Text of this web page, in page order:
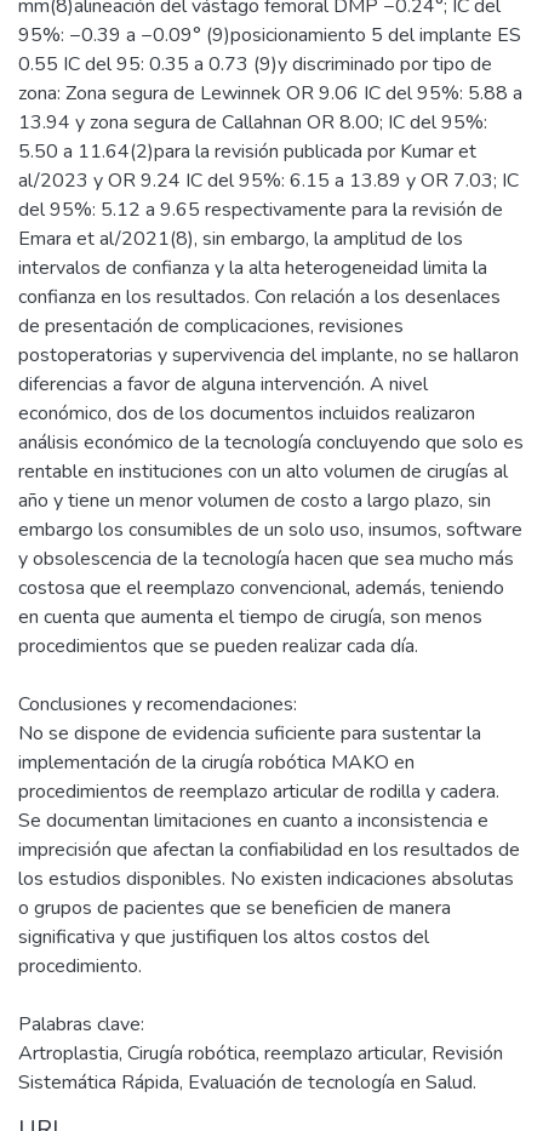
mm(8)alineación del vástago femoral DMP −0.24°; IC del
95%: −0.39 a −0.09° (9)posicionamiento 5 del implante ES
0.55 IC del 95: 0.35 a 0.73 (9)y discriminado por tipo de
zona: Zona segura de Lewinnek OR 9.06 IC del 95%: 5.88 a
13.94 y zona segura de Callahnan OR 8.00; IC del 95%:
5.50 a 11.64(2)para la revisión publicada por Kumar et
al/2023 y OR 9.24 IC del 95%: 6.15 a 13.89 y OR 7.03; IC
del 95%: 5.12 a 9.65 respectivamente para la revisión de
Emara et al/2021(8), sin embargo, la amplitud de los
intervalos de confianza y la alta heterogeneidad limita la
confianza en los resultados. Con relación a los desenlaces
de presentación de complicaciones, revisiones
postoperatorias y supervivencia del implante, no se hallaron
diferencias a favor de alguna intervención. A nivel
económico, dos de los documentos incluidos realizaron
análisis económico de la tecnología concluyendo que solo es
rentable en instituciones con un alto volumen de cirugías al
año y tiene un menor volumen de costo a largo plazo, sin
embargo los consumibles de un solo uso, insumos, software
y obsolescencia de la tecnología hacen que sea mucho más
costosa que el reemplazo convencional, además, teniendo
en cuenta que aumenta el tiempo de cirugía, son menos
procedimientos que se pueden realizar cada día.
Conclusiones y recomendaciones:
No se dispone de evidencia suficiente para sustentar la
implementación de la cirugía robótica MAKO en
procedimientos de reemplazo articular de rodilla y cadera.
Se documentan limitaciones en cuanto a inconsistencia e
imprecisión que afectan la confiabilidad en los resultados de
los estudios disponibles. No existen indicaciones absolutas
o grupos de pacientes que se beneficien de manera
significativa y que justifiquen los altos costos del
procedimiento.
Palabras clave:
Artroplastia, Cirugía robótica, reemplazo articular, Revisión
Sistemática Rápida, Evaluación de tecnología en Salud.